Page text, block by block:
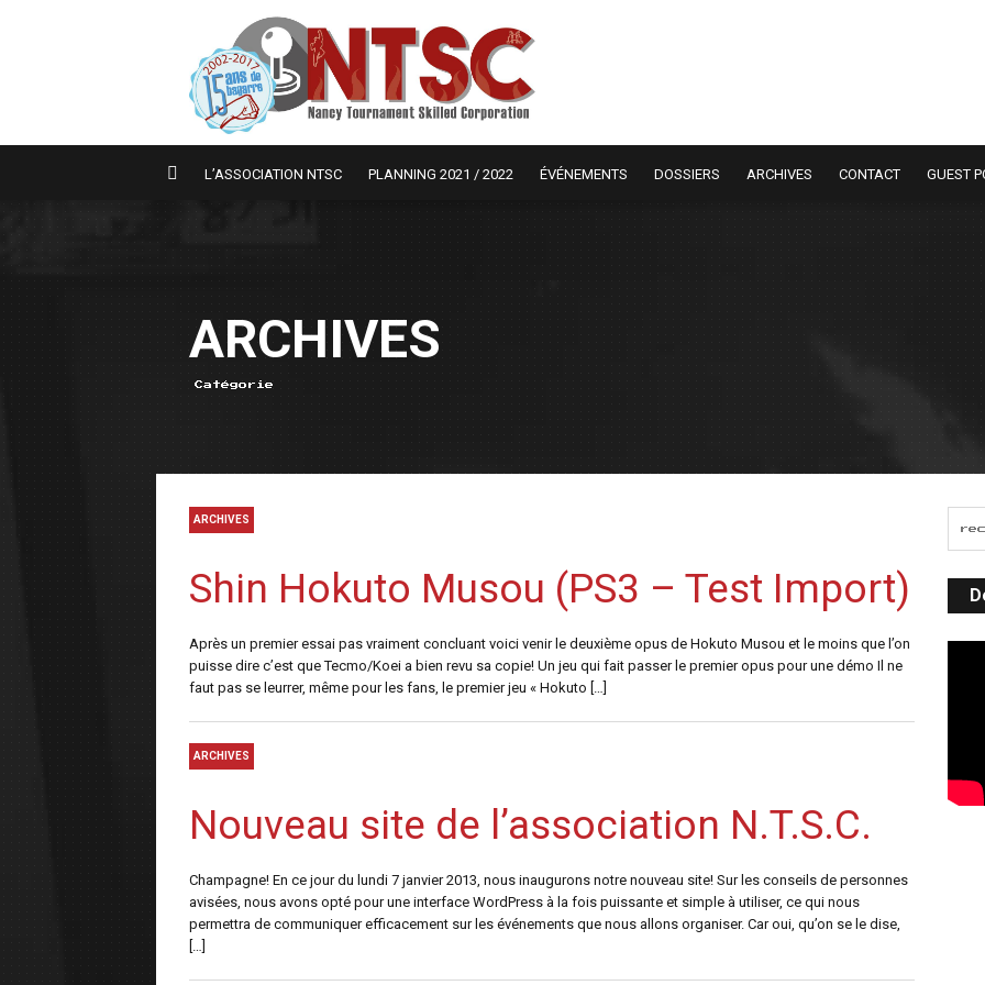
L’ASSOCIATION NTSC PLANNING 2021 / 2022 ÉVÉNEMENTS DOSSIERS ARCHIVES CONTACT GUEST
ARCHIVES
Catégorie
ARCHIVES
Shin Hokuto Musou (PS3 – Test Import)
Après un premier essai pas vraiment concluant voici venir le deuxième opus de Hokuto Musou et le moins que l’on
puisse dire c’est que Tecmo/Koei a bien revu sa copie! Un jeu qui fait passer le premier opus pour une démo Il ne
faut pas se leurrer, même pour les fans, le premier jeu « Hokuto […]
ARCHIVES
Nouveau site de l’association N.T.S.C.
Champagne! En ce jour du lundi 7 janvier 2013, nous inaugurons notre nouveau site! Sur les conseils de personnes
avisées, nous avons opté pour une interface WordPress à la fois puissante et simple à utiliser, ce qui nous
permettra de communiquer efficacement sur les événements que nous allons organiser. Car oui, qu’on se le dise,